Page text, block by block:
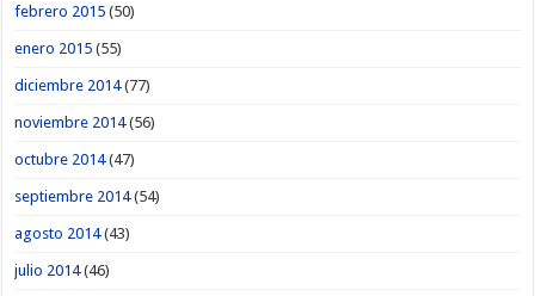
febrero 2015 (50)
enero 2015 (55)
diciembre 2014(77)
noviembre 2014(56)
octubre 2014(47)
septiembre 2014(54)
agosto 2014(43)
julio 2014(46)